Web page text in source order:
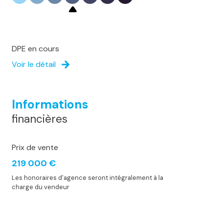
DPE en cours
Voir le détail
Informations
financières
Prix de vente
219 000 €
Les honoraires d'agence seront intégralement à la
charge du vendeur